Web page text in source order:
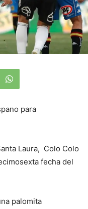
para
Laura, Colo Colo
fecha del
palomita